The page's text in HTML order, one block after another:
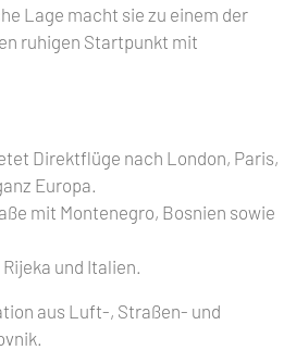
Lage macht sie zu einem der
ruhigen Startpunkt mit
Direktflüge nach London, Paris,
Europa.
mit Montenegro, Bosnien sowie
und Italien.
aus Luft-, Straßen- und